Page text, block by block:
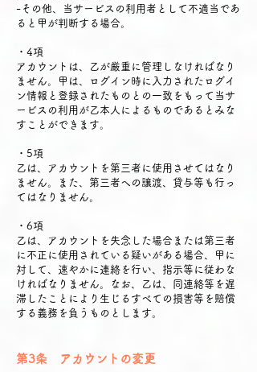
-その他、当サービスの利用者として不適当であ
ると甲が判断する場合。
・4項
アカウントは、乙が厳重に管理しなければなり
ません。甲は、ログイン時に入力されたログイ
ン情報と登録されたものとの一致をもって当サ
ービスの利用が乙本人によるものであるとみな
すことができます。
・5項
乙は、アカウントを第三者に使用させてはなり
ません。また、第三者への譲渡、貸与等も行っ
てはなりません。
・6項
乙は、アカウントを失念した場合または第三者
に不正に使用されている疑いがある場合、甲に
対して、速やかに連絡を行い、指示等に従わな
ければなりません。なお、乙は、同連絡等を遅
滞したことにより生じるすべての損害等を賠償
する義務を負うものとします。
第3条 アカウントの変更